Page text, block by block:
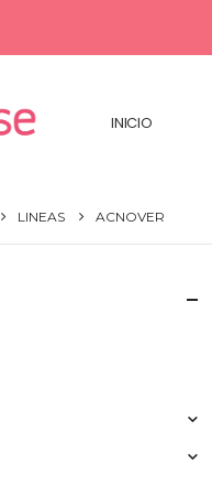
INICIO
LINEAS ACNOVER